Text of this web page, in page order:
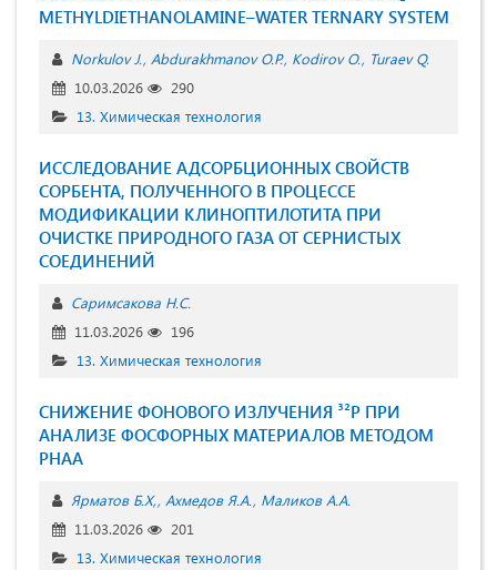
METHYLDIETHANOLAMINE–WATER TERNARY SYSTEM
Norkulov J. Abdurakhmanov O.Р. Kodirov O. Turaev Q.
10.03.2026
290
13. Химическая технология
ИССЛЕДОВАНИЕ АДСОРБЦИОННЫХ СВОЙСТВ
СОРБЕНТА, ПОЛУЧЕННОГО В ПРОЦЕССЕ
МОДИФИКАЦИИ КЛИНОПТИЛОТИТА ПРИ
ОЧИСТКЕ ПРИРОДНОГО ГАЗА ОТ СЕРНИСТЫХ
СОЕДИНЕНИЙ
Саримсакова Н.С.
11.03.2026
196
13. Химическая технология
СНИЖЕНИЕ ФОНОВОГО ИЗЛУЧЕНИЯ ³²P ПРИ
АНАЛИЗЕ ФОСФОРНЫХ МАТЕРИАЛОВ МЕТОДОМ
РНAA
Ярматов Б.Х, Ахмедов Я.А. Маликов А.А.
11.03.2026
201
13. Химическая технология